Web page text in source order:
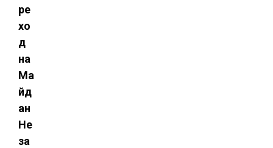
ре
хо
д
на
Ма
йд
ан
Не
за